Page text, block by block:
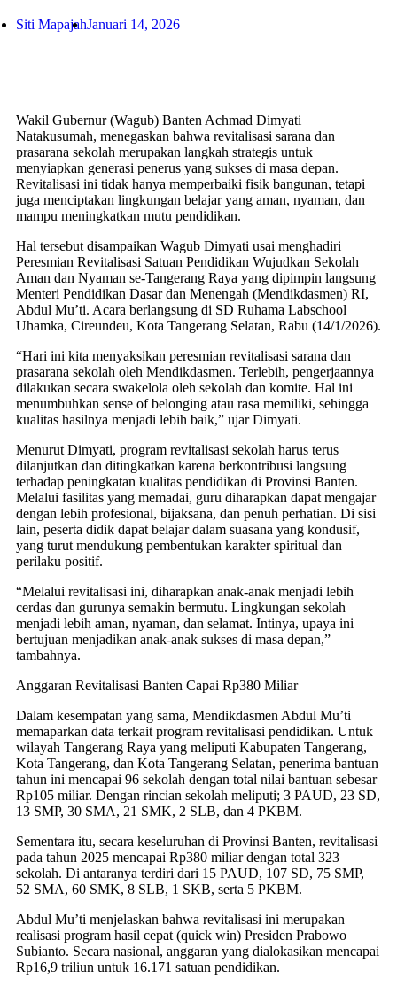
Siti MapajahJanuari 14, 2026
Wakil Gubernur (Wagub) Banten Achmad Dimyati
Natakusumah, menegaskan bahwa revitalisasi sarana dan
prasarana sekolah merupakan langkah strategis untuk
menyiapkan generasi penerus yang sukses di masa depan.
Revitalisasi ini tidak hanya memperbaiki fisik bangunan, tetapi
juga menciptakan lingkungan belajar yang aman, nyaman, dan
mampu meningkatkan mutu pendidikan.
​Hal tersebut disampaikan Wagub Dimyati usai menghadiri
Peresmian Revitalisasi Satuan Pendidikan Wujudkan Sekolah
Aman dan Nyaman se-Tangerang Raya yang dipimpin langsung
Menteri Pendidikan Dasar dan Menengah (Mendikdasmen) RI,
Abdul Mu’ti. Acara berlangsung di SD Ruhama Labschool
Uhamka, Cireundeu, Kota Tangerang Selatan, Rabu (14/1/2026).
​“Hari ini kita menyaksikan peresmian revitalisasi sarana dan
prasarana sekolah oleh Mendikdasmen. Terlebih, pengerjaannya
dilakukan secara swakelola oleh sekolah dan komite. Hal ini
menumbuhkan sense of belonging atau rasa memiliki, sehingga
kualitas hasilnya menjadi lebih baik,” ujar Dimyati.
​Menurut Dimyati, program revitalisasi sekolah harus terus
dilanjutkan dan ditingkatkan karena berkontribusi langsung
terhadap peningkatan kualitas pendidikan di Provinsi Banten.
Melalui fasilitas yang memadai, guru diharapkan dapat mengajar
dengan lebih profesional, bijaksana, dan penuh perhatian. Di sisi
lain, peserta didik dapat belajar dalam suasana yang kondusif,
yang turut mendukung pembentukan karakter spiritual dan
perilaku positif.
​“Melalui revitalisasi ini, diharapkan anak-anak menjadi lebih
cerdas dan gurunya semakin bermutu. Lingkungan sekolah
menjadi lebih aman, nyaman, dan selamat. Intinya, upaya ini
bertujuan menjadikan anak-anak sukses di masa depan,”
tambahnya.
​Anggaran Revitalisasi Banten Capai Rp380 Miliar
​Dalam kesempatan yang sama, Mendikdasmen Abdul Mu’ti
memaparkan data terkait program revitalisasi pendidikan. Untuk
wilayah Tangerang Raya yang meliputi Kabupaten Tangerang,
Kota Tangerang, dan Kota Tangerang Selatan, penerima bantuan
tahun ini mencapai 96 sekolah dengan total nilai bantuan sebesar
Rp105 miliar. Dengan rincian sekolah meliputi; 3 PAUD, 23 SD,
13 SMP, 30 SMA, 21 SMK, 2 SLB, dan 4 PKBM.
​Sementara itu, secara keseluruhan di Provinsi Banten, revitalisasi
pada tahun 2025 mencapai Rp380 miliar dengan total 323
sekolah. Di antaranya terdiri dari 15 PAUD, 107 SD, 75 SMP,
52 SMA, 60 SMK, 8 SLB, 1 SKB, serta 5 PKBM.
​Abdul Mu’ti menjelaskan bahwa revitalisasi ini merupakan
realisasi program hasil cepat (quick win) Presiden Prabowo
Subianto. Secara nasional, anggaran yang dialokasikan mencapai
Rp16,9 triliun untuk 16.171 satuan pendidikan.